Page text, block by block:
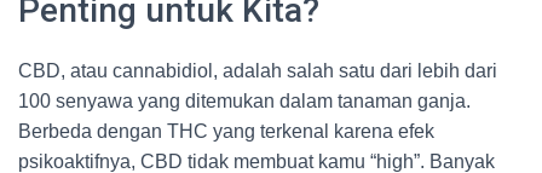
Penting untuk Kita?
CBD, atau cannabidiol, adalah salah satu dari lebih dari
100 senyawa yang ditemukan dalam tanaman ganja.
Berbeda dengan THC yang terkenal karena efek
psikoaktifnya, CBD tidak membuat kamu “high”. Banyak